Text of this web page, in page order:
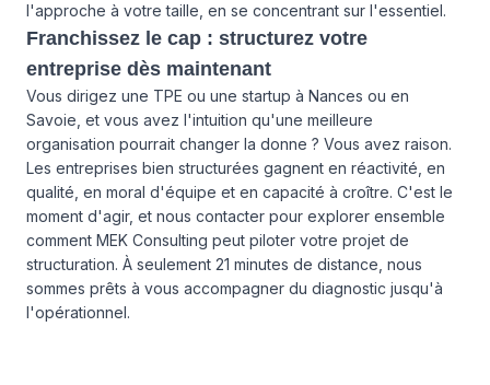
l'approche à votre taille, en se concentrant sur l'essentiel.
Franchissez le cap : structurez votre
entreprise dès maintenant
Vous dirigez une TPE ou une startup à Nances ou en
Savoie, et vous avez l'intuition qu'une meilleure
organisation pourrait changer la donne ? Vous avez raison.
Les entreprises bien structurées gagnent en réactivité, en
qualité, en moral d'équipe et en capacité à croître. C'est le
moment d'agir, et nous contacter pour explorer ensemble
comment MEK Consulting peut piloter votre projet de
structuration. À seulement 21 minutes de distance, nous
sommes prêts à vous accompagner du diagnostic jusqu'à
l'opérationnel.